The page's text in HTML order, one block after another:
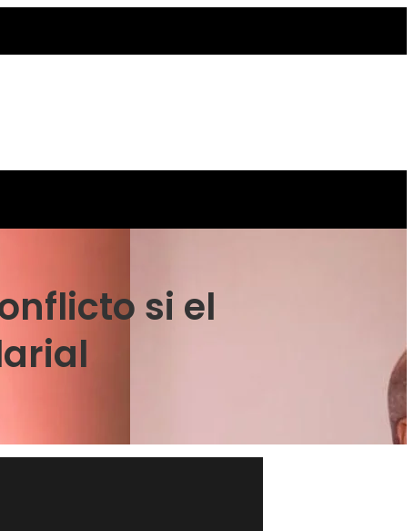
si el